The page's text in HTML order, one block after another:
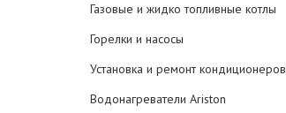
Газовые и жидко топливные котлы
Горелки и насосы
Установка и ремонт кондиционеров
Водонагреватели Ariston